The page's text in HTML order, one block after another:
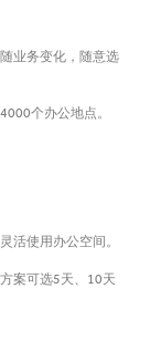
业务变化，随意选
个办公地点。
活使用办公空间。
案可选5天、10天